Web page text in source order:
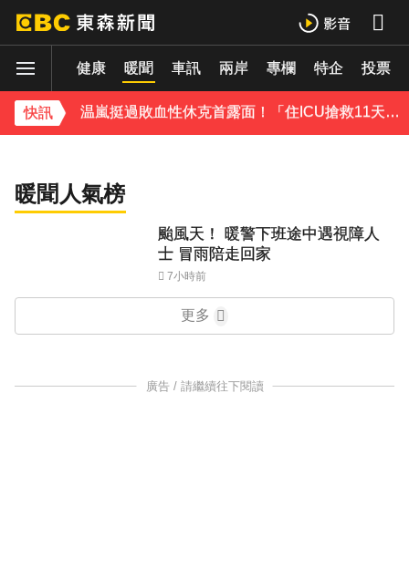
財經 健康 暖聞 車訊 兩岸 專欄 特企 投票
快訊
下載東森App，隨時掌握天下大小事！
温嵐挺過敗血性休克首露面！「住ICU搶救11天」曝最新近況：讓大家擔心了
阿伯卡ibon等到不耐煩 見真相...22萬網友感動
哭
暖聞人氣榜
颱風天！ 暖警下班途中遇視障人
士 冒雨陪走回家
7小時前
更多
廣告 / 請繼續往下閱讀